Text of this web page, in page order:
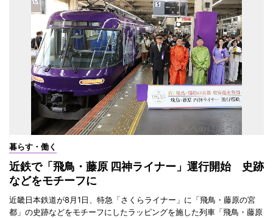
暮らす・働く
近鉄で「飛鳥・藤原 四神ライナー」運行開始 史跡
などをモチーフに
近畿日本鉄道が8月1日、特急「さくらライナー」に「飛鳥・藤原の宮
都」の史跡などをモチーフにしたラッピングを施した列車「飛鳥・藤原